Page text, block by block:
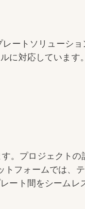
ートソリューシ
に対応していま
。プロジェクト
フォームでは、
ート間をシームレ